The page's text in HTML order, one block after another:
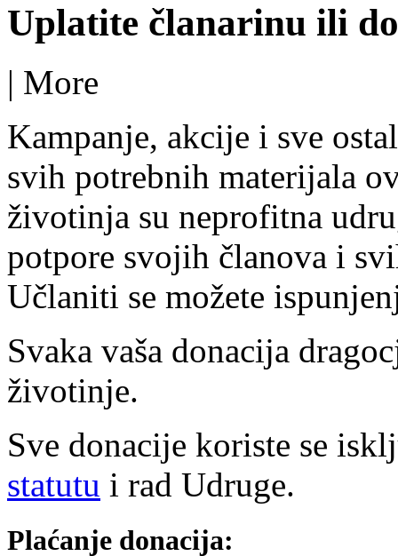
Uplatite članarinu ili
| More
Kampanje, akcije i sve
svih potrebnih materijala
životinja su neprofitna
potpore svojih članova i
Učlaniti se možete
Svaka vaša donacija
životinje.
Sve donacije koriste se
statutu i rad Udruge.
Plaćanje donacija: